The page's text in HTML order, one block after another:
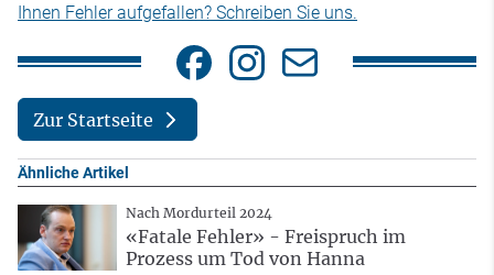
Ihnen Fehler aufgefallen? Schreiben Sie uns.
Zur Startseite
Ähnliche Artikel
Nach Mordurteil 2024
«Fatale Fehler» - Freispruch im
Prozess um Tod von Hanna